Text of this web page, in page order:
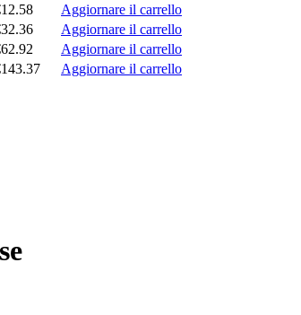
Aggiornare il carrello
Aggiornare il carrello
Aggiornare il carrello
Aggiornare il carrello